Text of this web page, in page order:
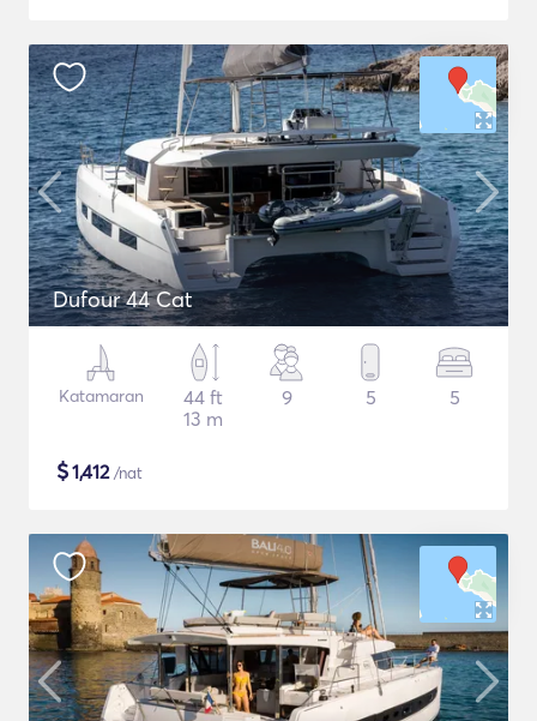
Dufour 44 Cat
Katamaran
44 ft
13 m
9 5 5
$1,412/nat